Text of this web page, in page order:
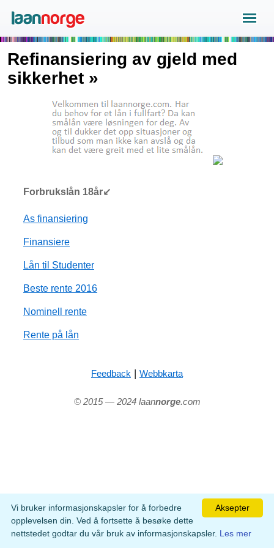
Refinansiering av gjeld med
sikkerhet »
Forbrukslån 18år↙
As finansiering
Finansiere
Lån til Studenter
Beste rente 2016
Nominell rente
Rente på lån
Feedback | Webbkarta
© 2015 — 2024 laannorge.com
Aksepter
Vi bruker informasjonskapsler for å forbedre
opplevelsen din. Ved å fortsette å besøke dette
nettstedet godtar du vår bruk av informasjonskapsler. Les mer